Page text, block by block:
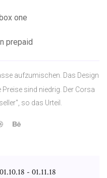
one
prepaid
aufzumischen. Das Design
sind niedrig. Der Corsa
so das Urteil.
- 01.11.18